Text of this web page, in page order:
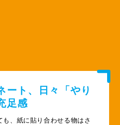
ート、
日々「やり
足感
、紙に貼り合わせる物はさ